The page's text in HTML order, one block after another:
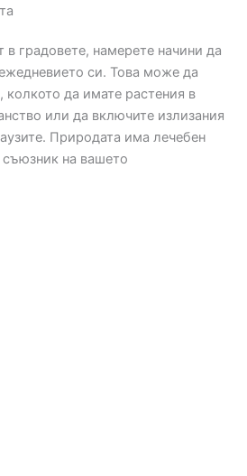
в градовете, намерете начини да
си. Това може да
да имате растения в
или да включите излизания
Природата има лечебен
съюзник на вашето